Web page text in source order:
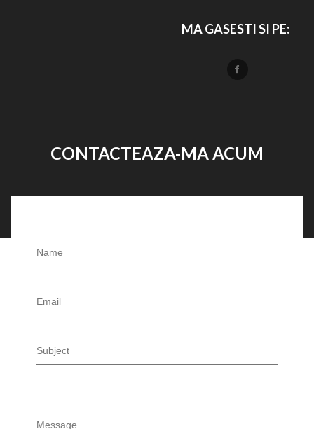
MA GASESTI SI PE:
CONTACTEAZA-MA ACUM
Name
Email
Subject
Message